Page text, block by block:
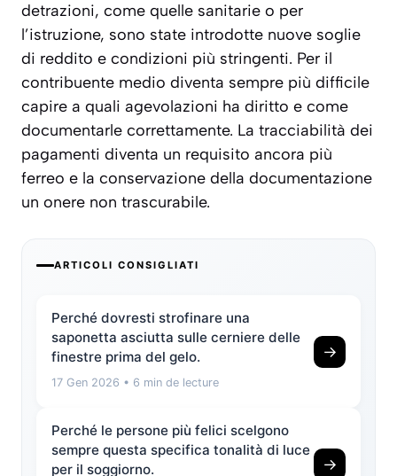
detrazioni, come quelle sanitarie o per
l’istruzione, sono state introdotte nuove soglie
di reddito e condizioni più stringenti. Per il
contribuente medio diventa sempre più difficile
capire a quali agevolazioni ha diritto e come
documentarle correttamente. La tracciabilità dei
pagamenti diventa un requisito ancora più
ferreo e la conservazione della documentazione
un onere non trascurabile.
ARTICOLI CONSIGLIATI
Perché dovresti strofinare una
saponetta asciutta sulle cerniere delle
finestre prima del gelo.
17 Gen 2026 • 6 min de lecture
→
Perché le persone più felici scelgono
sempre questa specifica tonalità di luce
per il soggiorno.
→